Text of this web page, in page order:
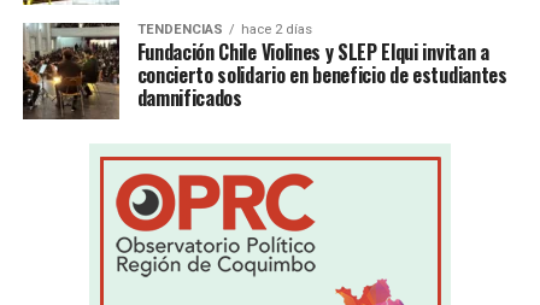
TENDENCIAS hace 2 días
Fundación Chile Violines y SLEP Elqui invitan a
concierto solidario en beneficio de estudiantes
damnificados